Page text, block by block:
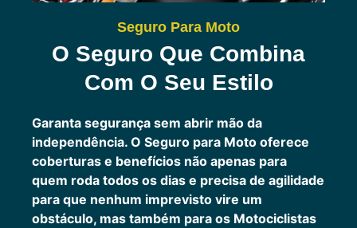
Seguro Para Moto
O Seguro Que Combina
Com O Seu Estilo
Garanta segurança sem abrir mão da
independência. O Seguro para Moto oferece
coberturas e benefícios não apenas para
quem roda todos os dias e precisa de agilidade
para que nenhum imprevisto vire um
obstáculo, mas também para os Motociclistas